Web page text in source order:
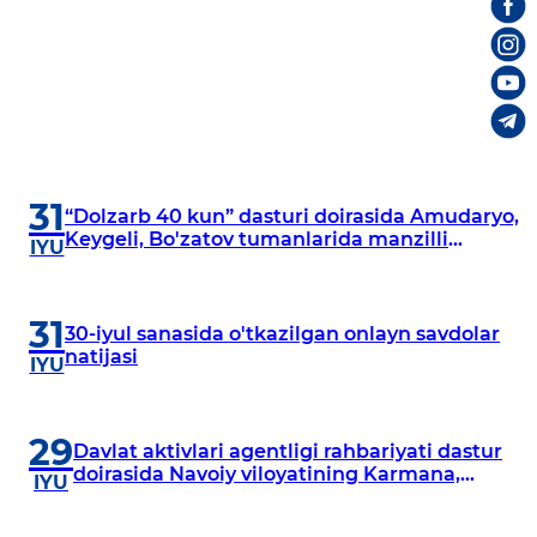
31
IYU
“Dolzarb 40 kun” dasturi doirasida Amudaryo,
Keygeli, Bo'zatov tumanlarida manzilli
31
IYU
30-iyul sanasida o'tkazilgan onlayn savdolar
natijasi
29
IYU
Davlat aktivlari agentligi rahbariyati dastur
doirasida Navoiy viloyatining Karmana,